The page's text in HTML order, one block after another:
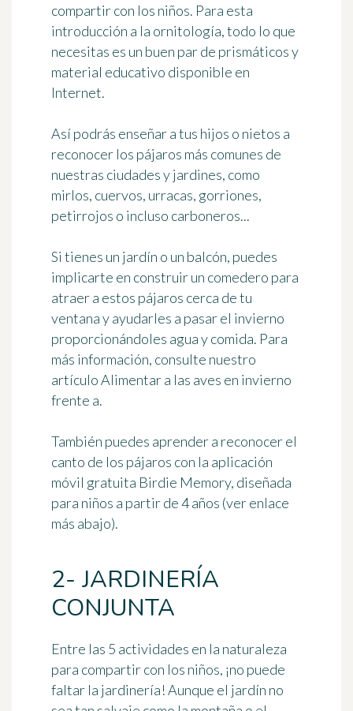
compartir con los niños. Para esta
introducción a la ornitología, todo lo que
necesitas es un buen par de prismáticosy
material educativo disponible en
Internet.
Así podrás enseñar a tus hijos o nietos a
reconocer los pájaros más comunes de
nuestras ciudades y jardines, como
mirlos, cuervos, urracas, gorriones,
petirrojos o incluso carboneros...
Si tienes un jardín o un balcón, puedes
implicarte en construir un comedero para
atraer a estos pájaros cerca de tu
ventana y ayudarles a pasar el invierno
proporcionándoles agua y comida. Para
más información, consulte nuestro
artículo Alimentar a las aves en invierno
frente a.
También puedes aprender a reconocer el
canto de los pájaros con la aplicación
móvil gratuita Birdie Memory, diseñada
para niños a partir de 4 años (ver enlace
más abajo).
2- JARDINERÍA
CONJUNTA
Entre las 5 actividades en la naturaleza
para compartir con los niños, ¡no puede
faltar la jardinería! Aunque el jardín no